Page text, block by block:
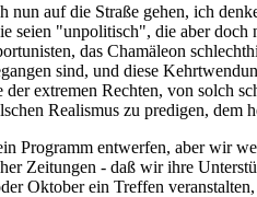
nun auf die Straße gehen, ich
seien "unpolitisch", die aber
das Chamäleon
sind, und diese
extremen Rechten, von solch
Realismus zu predigen,
Programm entwerfen, aber wir
Zeitungen - daß wir ihre
Oktober ein Treffen